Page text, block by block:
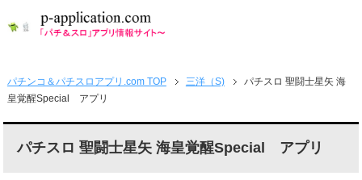
パチンコ＆パチスロアプリ.com TOP 三洋（S)
パチスロ 聖闘士星矢 海
皇覚醒Special アプリ
パチスロ 聖闘士星矢 海皇覚醒Special アプリ